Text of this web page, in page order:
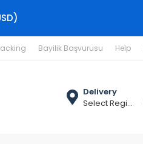
Bayilik Başvurusu Help
Delivery
Select Region